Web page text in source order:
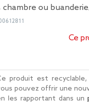
chambre ou
Ce
produit est recyclable,
pouvez offrir une
les rapportant dans un